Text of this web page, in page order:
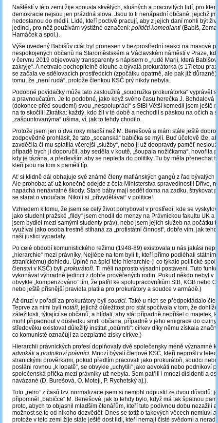
Naštěstí v této zemi žije spousta skvělých, slušných a pracovitých lidí, pro
demokracie nejsou jen prázdná slova. Jsou to ti nenápadní občané, jejichž
nedostanou do médií. Lidé, kteří poctivě pracují, aby z jejich daní mohli být
jedinci, pro něž používám výstižné označení: političtí komedianti (Babiš,
Hamáček a spol.).
Výše uvedený Babišův citát byl pronesen v bezprostřední reakci na masové
nespokojených občanů na Staroměstském a Václavském náměstí v Praze,
v červnu 2019 objevovaly transparenty s nápisem o „rudé Marii, která
zakryje“. A netrvalo pochopitelně dlouho a bývalá prokurátorka (s 17letou
se začala ve sdělovacích prostředcích (zpočátku opatrně, ale pak již
tomu, že „není rudá“, protože členkou KSČ prý nikdy nebyla.
Podobné povídačky může tato zasloužilá „soudružka prokurátorka“ vyprávět
a pravnoučatům. Je to podobné, jako když svého času herečka J. Bohdalová
(dokonce před soudem!) svou „nespolupráci“ s StB! Větší komedii jsem ještě
na to skočili! Zkrátka: každý, kdo žil v té době a nechodil s páskou na očích a
„zašpuntovanýma“ ušima, ví, jak to tehdy chodilo.
Protože jsem jen o dva roky mladší než M. Benešová a mám stále ještě
zodpovědně prohlásit, že tato „socanská“ babička se mýlí. Buď účelově lže,
zavděčila či mu splatila včerejší „služby“, nebo jí už doopravdy paměť
případě bych jí doporučil, aby seděla v koutě, „šoupala nožičkama“, hovořila
kdy je tázána, a především aby se nepletla do politiky. Tu by měla přenechat
kteří jsou na tom s pamětí líp.
Ať si klidně dál obhajuje své známé členy mafiánských gangů z řad bývalých
Ale prohoba: ať už konečně odejde z čela Ministerstva spravedlnosti! Dříve,
napáchá nenávratné škody. Staré báby mají sedět doma na zadku, štrykovat
se starat o vnoučata. Nikoli si „přivydělávat“ v politice!
Vzhledem k tomu, že jsem se celý život pohyboval v prostředí, kde se
jako student pražské „fildy“ jsem chodil do menzy na Právnickou fakultu UK a
jsem bydlel mezi samými studenty práv), nebo jsem jejich služeb na počátku
využíval jako osoba trestně stíhaná za „protistátní činnost“, dobře vím, jak
naší justici vypadaly.
Po celé období komunistického režimu (1948-89) existovala u nás jakási
„hierarchie“ mezi právníky. Nejlépe na tom byli ti, kteří přímo podléhali
stranickému) dohledu. Úplně na špici této hierarchie (i co týkalo politické
členství v KSČ) byli prokurátoři. Ti měli naprosto výsadní postavení. Tuto
vykonávat výhradně jedinci z dobře prověřených rodin. Pokud někdo nebyl v
obvykle „kompenzováno“ tím, že patřil ke spolupracovníkům StB, KGB nebo
nebo ještě přísnější pravidla platila pro prokurátory a soudce v armádě.)
Až druzí v pořadí za prokurátory byli soudci. Také u nich se předpokládalo
Teprve za nimi byli notáři, jejichž důležitost pro stát spočívala v tom, že
záležitosti, týkající se občanů, a hlídali, aby stát případně nepřišel o majetek,
mohl připadnout v důsledku smrti občana, případně v jeho emigrace do
středověku existoval důležitý institut „odúmrti“: církev díky němu získala
co komunisté označují za bezplatné zisky církve.)
Hierarchii právnických profesí doplňovaly dvě společensky méně významné
advokáti a podnikoví právníci. Mnozí bývalí členové KSČ, kteří neprošli v
stranickými prověrkami, pokud předtím pracovali jako prokurátoři, soudci
posláni rovnou „k lopatě“, se obvykle „uchytili“ jako advokáti nebo podnikoví
společenská příčka mezi právníky už nebyla. Sem patřili i mnozí disidenti a
navázané (D. Burešová, O. Motejl, P. Rychetský aj.).
Toto „retro“ z časů tzv. normalizace jsem si nemohl odpustit ze dvou důvodů:
připomněl „babičce“ M. Benešové, jak to tehdy bylo, když má tak špatnou
proto, abych to objasnil mladším čtenářům, kteří tuto podivnou dobu nezažili
možnost se to od nikoho dozvědět. Dnes se totiž o takových věcech nemluví
protože v této zemi žije stále ještě dost lidí, kteří nemají čisté svědomí a